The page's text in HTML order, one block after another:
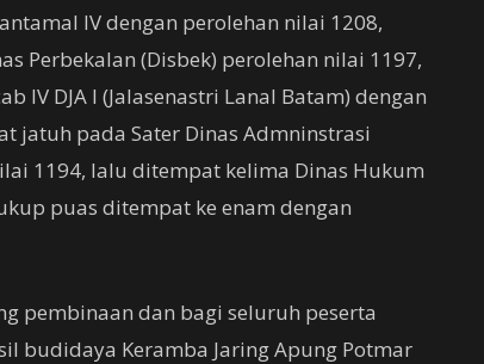
IV dengan perolehan nilai 1208,
Perbekalan (Disbek) perolehan nilai 1197,
IV DJA I (Jalasenastri Lanal Batam) dengan
jatuh pada Sater Dinas Admninstrasi
1194, lalu ditempat kelima Dinas Hukum
puas ditempat ke enam dengan
pembinaan dan bagi seluruh peserta
budidaya Keramba Jaring Apung Potmar